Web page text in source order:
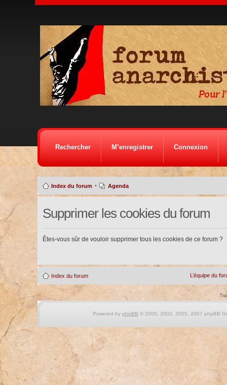
Rechercher M’enregistrer Connexion
Index du forum • Agenda
Supprimer les cookies du forum
Êtes-vous sûr de vouloir supprimer tous les cookies de ce forum ?
Index du forum L’équipe du
Powered by phpBB © 2000, 2002, 2005, 2007 phpBB